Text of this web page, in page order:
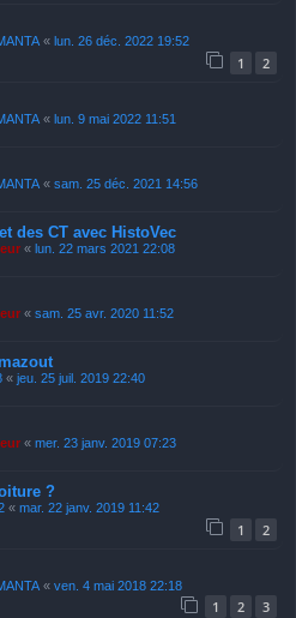
« lun. 26 déc. 2022 19:52
1 2
« lun. 9 mai 2022 11:51
« sam. 25 déc. 2021 14:56
des CT avec HistoVec
« lun. 22 mars 2021 22:08
« sam. 25 avr. 2020 11:52
« jeu. 25 juil. 2019 22:40
« mer. 23 janv. 2019 07:23
?
« mar. 22 janv. 2019 11:42
1 2
« ven. 4 mai 2018 22:18
1 2 3